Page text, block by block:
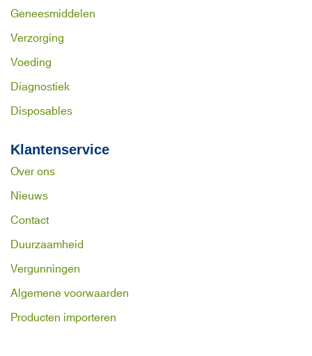
Klantenservice
Over ons
Nieuws
Contact
Duurzaamheid
Vergunningen
Algemene voorwaarden
Producten importeren
Geneesmiddelen
Verzorging
Voeding
Diagnostiek
Disposables